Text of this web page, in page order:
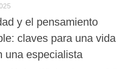
y el pensamiento
claves para una vida
una especialista